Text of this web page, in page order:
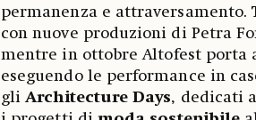
permanenza e attraversamento.
con nuove produzioni di Petra
mentre in ottobre Altofest porta
eseguendo le performance in
gliArchitecture Days, dedicati